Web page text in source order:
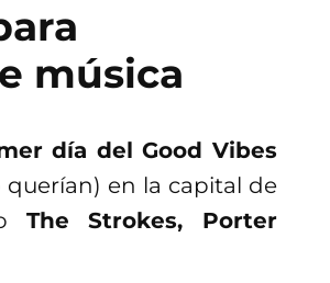
música
día del Good Vibes
querían) en la capital de
The Strokes, Porter